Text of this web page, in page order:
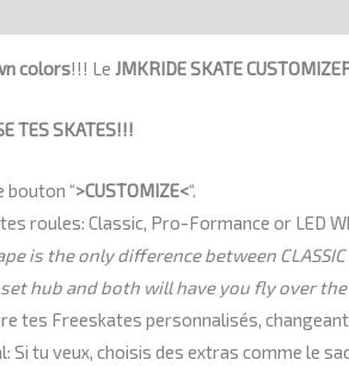
colors!!! Le JMKRIDE SKATE
TES SKATES!!!
bouton “>CUSTOMIZE<“.
roules: Classic, Pro-Formance or LED
is the only difference between
hub and both will have you fly over
tes Freeskates personnalisés,
Si tu veux, choisis des extras comme le